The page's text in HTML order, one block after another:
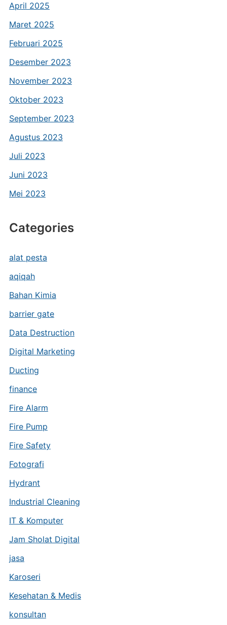
April 2025
Maret 2025
Februari 2025
Desember 2023
November 2023
Oktober 2023
September 2023
Agustus 2023
Juli 2023
Juni 2023
Mei 2023
Categories
alat pesta
aqiqah
Bahan Kimia
barrier gate
Data Destruction
Digital Marketing
Ducting
finance
Fire Alarm
Fire Pump
Fire Safety
Fotografi
Hydrant
Industrial Cleaning
IT & Komputer
Jam Sholat Digital
jasa
Karoseri
Kesehatan & Medis
konsultan